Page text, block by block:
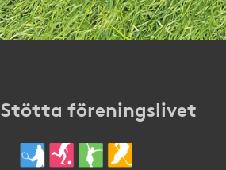
Stötta föreningslivet